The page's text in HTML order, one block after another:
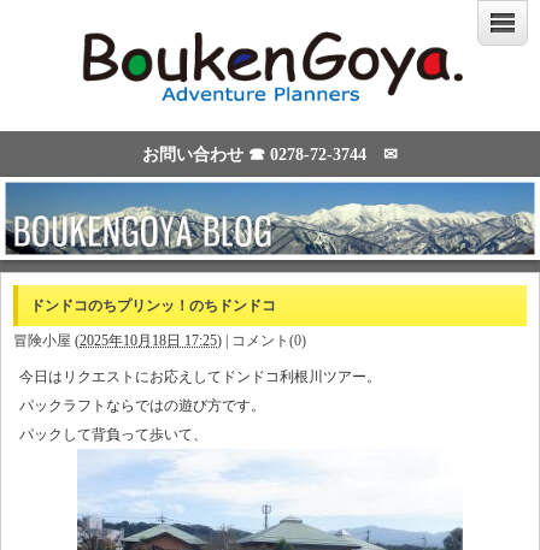
お問い合わせ ☎ 0278-72-3744 ✉
ドンドコのちプリンッ！のちドンドコ
冒険小屋 (2025年10月18日 17:25) | コメント(0)
今日はリクエストにお応えしてドンドコ利根川ツアー。
パックラフトならではの遊び方です。
パックして背負って歩いて、